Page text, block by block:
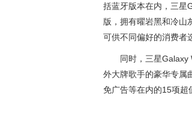
括蓝牙版本在内，三星
版，拥有曜岩黑和冷山
可供不同偏好的消费者
同时，三星Galaxy
外大牌歌手的豪华专属
免广告等在内的15项超